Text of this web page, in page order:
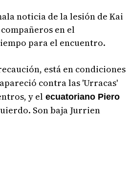
noticia de la lesión de Kai
en el
para el encuentro.
está en condiciones
contra las 'Urracas'
y elecuatoriano Piero
Son baja Jurrien